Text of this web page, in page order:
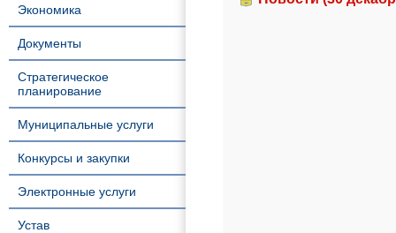
Экономика
Документы
Стратегическое
планирование
Муниципальные услуги
Конкурсы и закупки
Электронные услуги
Устав